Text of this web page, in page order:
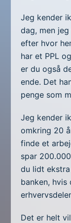
Jeg kender
dag, men
efter hvor
har et PPL
er du også
ende. Det
penge som
Jeg kender
omkring 20
finde et
spar
du lidt
banken,
Det er helt